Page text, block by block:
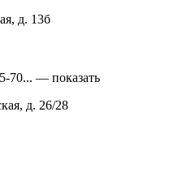
д. 13б
70... — показать
д. 26/28